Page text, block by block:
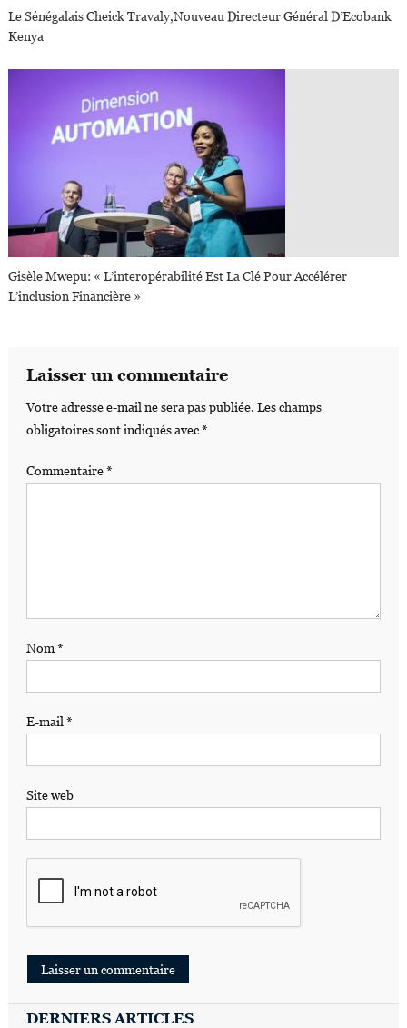
Le Sénégalais Cheick Travaly,nouveau Directeur Général D’Ecobank
Kenya
Gisèle Mwepu: « L’interopérabilité Est La Clé Pour Accélérer
L’inclusion Financière »
Laisser un commentaire
Votre adresse e-mail ne sera pas publiée. Les champs
obligatoires sont indiqués avec*
Commentaire*
Nom*
E-mail *
Site web
DERNIERS ARTICLES